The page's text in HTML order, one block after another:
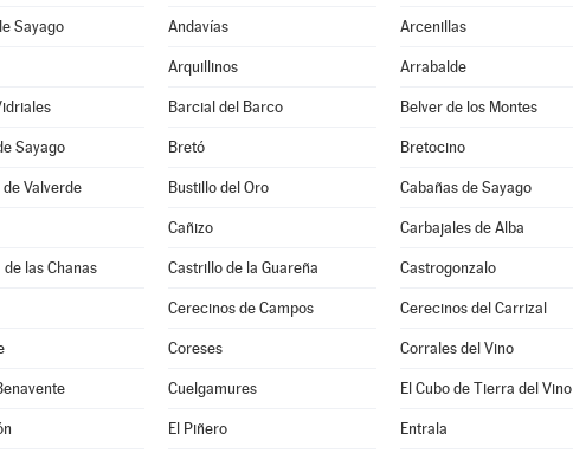
Sayago Andavías Arcenillas
Arquillinos Arrabalde
Barcial del Barco Belver de los Montes
Sayago Bretó Bretocino
de Valverde Bustillo del Oro Cabañas de Sayago
Cañizo Carbajales de Alba
de las Chanas Castrillo de la Guareña Castrogonzalo
Cerecinos de Campos Cerecinos del Carrizal
Coreses Corrales del Vino
Cuelgamures El Cubo de Tierra del Vino
El Piñero Entrala